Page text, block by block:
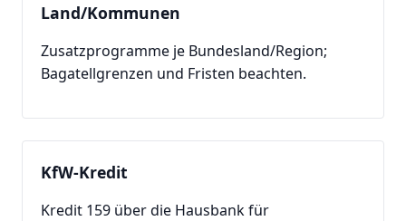
Land/Kommunen
Zusatzprogramme je Bundesland/Region;
Bagatellgrenzen und Fristen beachten.
KfW-Kredit
Kredit 159 über die Hausbank für